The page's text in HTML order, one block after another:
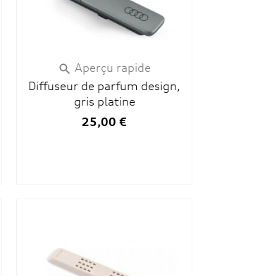
 Aperçu rapide
Diffuseur de parfum design,
gris platine
25,00 €